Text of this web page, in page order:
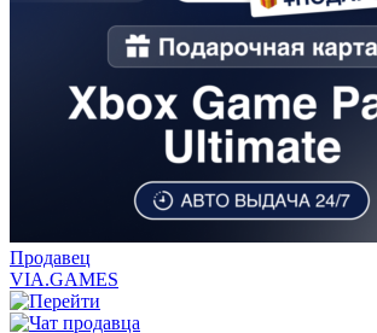
Продавец
VIA.GAMES